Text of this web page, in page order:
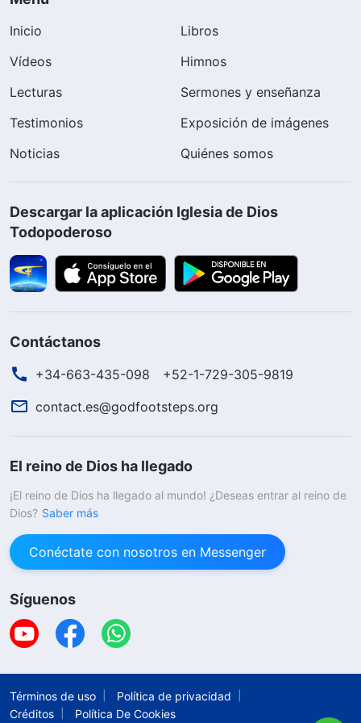
Inicio
Libros
Vídeos
Himnos
Lecturas
Sermones y enseñanza
Testimonios
Exposición de imágenes
Noticias
Quiénes somos
Descargar la aplicación Iglesia de Dios
Todopoderoso
Contáctanos
+34-663-435-098
+52-1-729-305-9819
contact.es@godfootsteps.org
El reino de Dios ha llegado
¡El reino de Dios ha llegado al mundo! ¿Deseas entrar al reino de
Dios? Saber más
Conéctate con nosotros en Messenger
Síguenos
Términos de uso
Política de privacidad
Créditos
Política De Cookies